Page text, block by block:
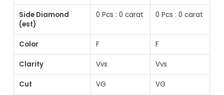
Side Diamond
(est)
0 Pcs : 0 carat 0 Pcs : 0 carat
Color F F
Clarity Vvs Vvs
Cut VG VG